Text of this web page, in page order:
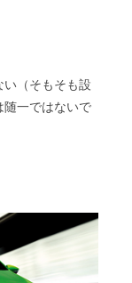
（そもそも設
随一ではないで